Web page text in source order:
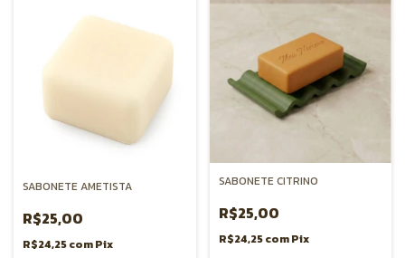
SABONETE AMETISTA
R$25,00
R$24,25comPix
SABONETE CITRINO
R$25,00
R$24,25comPix